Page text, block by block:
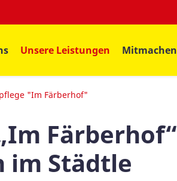
Unsere Leistungen
"Im Färberhof"
Städtle